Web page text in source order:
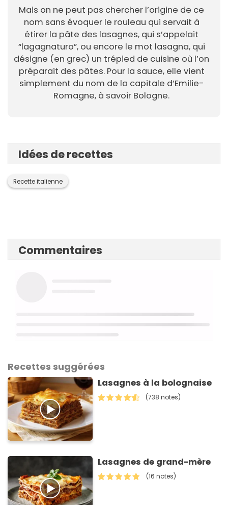
Mais on ne peut pas chercher l’origine de ce
nom sans évoquer le rouleau qui servait à
étirer la pâte des lasagnes, qui s’appelait
“lagagnaturo”, ou encore le mot lasagna, qui
désigne (en grec) un trépied de cuisine où l’on
préparait des pâtes. Pour la sauce, elle vient
simplement du nom de la capitale d’Emilie-
Romagne, à savoir Bologne.
Idées de recettes
Recette italienne
Commentaires
Recettes suggérées
Lasagnes à la bolognaise
(738 notes)
Lasagnes de grand-mère
(16 notes)